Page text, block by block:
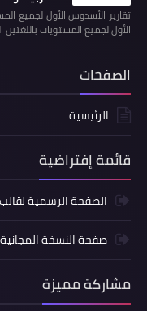
تقارير الأسدوس الأول لجميع
الأول لجميع المستويات باللغتين
الصفحات
الرئيسية
قائمة إفتراضية
الصفحة الرسمية لقالب Squeeze
صفحة النسخة المجانية
مشاركة مميزة